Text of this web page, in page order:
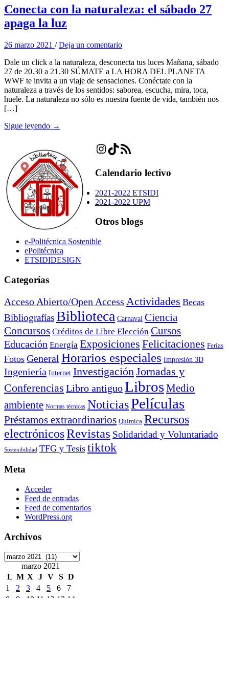
Conecta con la naturaleza: el sábado 27
apaga la luz
26 marzo 2021 /Deja un comentario
Dale un click a la naturaleza, desconecta tus luces Mañana, sábado
27 de 20.30 a 21.30 SÚMATE a LA HORA DEL PLANETA
WWF te invita a un viaje de sensaciones. Conéctate con la
naturaleza a través de los sentidos: saborea, escucha, mira, toca,
huele. La naturaleza no sólo es nuestra fuente de vida, también nos
[…]
Sigue leyendo →
Instagram
TikTok
Feed RSS
Calendario lectivo
2021-2022 ETSIDI
2021-2022 UPM
Otros blogs
e-Politécnica Sostenible
ePolitécnica
ETSIDIDESIGN
Categorías
Acceso Abierto/Open Access Actividades Becas
BibliografíasBiblioteca Carnaval Ciencia
Concursos Créditos de Libre Elección Cursos
Educación Energía Exposiciones Felicitaciones Ferias
Fotos General Horarios especiales Impresión 3D
Ingeniería Internet Investigación Jornadas y
Conferencias Libro antiguoLibrosMedio
ambiente Normas técnicas NoticiasPelículas
Préstamos extraordinarios Química Recursos
electrónicosRevistas Solidaridad y Voluntariado
Sostenibilidad TFG y Tesis tiktok
Meta
Acceder
Feed de entradas
Feed de comentarios
WordPress.org
Archivos
Archivos
marzo 2021
L M X J V S D
1
2 3 4 5 6
7
8
9 10 11 12 13 14